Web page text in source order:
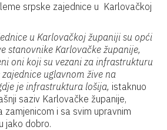
srpske zajednice u Karlovačkoj
u Karlovačkoj županiji su opći
stanovnike Karlovačke županije,
oni koji su vezani za infrastrukturu
uglavnom žive na
je infrastruktura lošija, istaknuo
saziv Karlovačke županije,
zamjenicom i sa svim upravnim
jako dobro.